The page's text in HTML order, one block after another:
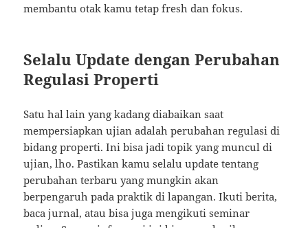
membantu otak kamu tetap fresh dan fokus.
Selalu Update dengan Perubahan
Regulasi Properti
Satu hal lain yang kadang diabaikan saat
mempersiapkan ujian adalah perubahan regulasi di
bidang properti. Ini bisa jadi topik yang muncul di
ujian, lho. Pastikan kamu selalu update tentang
perubahan terbaru yang mungkin akan
berpengaruh pada praktik di lapangan. Ikuti berita,
baca jurnal, atau bisa juga mengikuti seminar